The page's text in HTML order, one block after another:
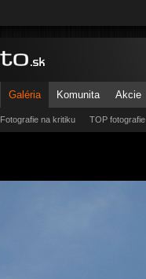
Galéria
Fotografie na kritiku TOP fotografie
Komunita Akcie